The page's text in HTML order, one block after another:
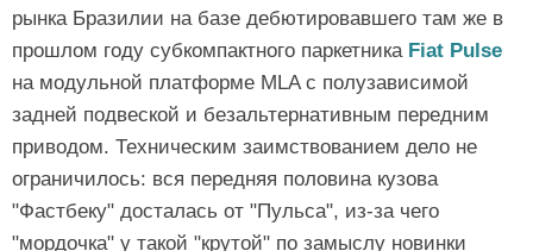
рынка Бразилии на базе дебютировавшего там же в
прошлом году субкомпактного паркетника Fiat Pulse
на модульной платформе MLA с полузависимой
задней подвеской и безальтернативным передним
приводом. Техническим заимствованием дело не
ограничилось: вся передняя половина кузова
"Фастбеку" досталась от "Пульса", из-за чего
"мордочка" у такой "крутой" по замыслу новинки